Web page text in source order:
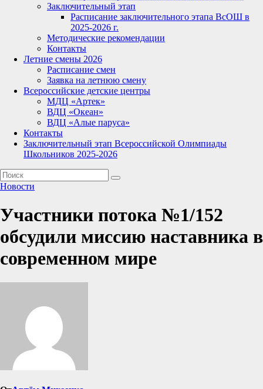
Заключительный этап
Расписание заключительного этапа ВсОШ в
2025-2026 г.
Методические рекомендации
Контакты
Летние смены 2026
Расписание смен
Заявка на летнюю смену
Всероссийские детские центры
МДЦ «Артек»
ВДЦ «Океан»
ВДЦ «Алые паруса»
Контакты
Заключительный этап Всероссийской Олимпиады
Школьников 2025-2026
Новости
Участники потока №1/152
обсудили миссию наставника в
современном мире